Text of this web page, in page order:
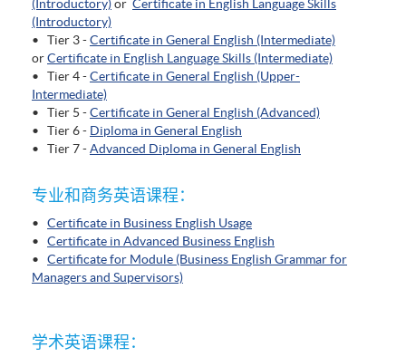
(Introductory)or Certificate in English Language Skills
(Introductory)
• Tier 3 -Certificate in General English (Intermediate)
orCertificate in English Language Skills (Intermediate)
• Tier 4 -Certificate in General English (Upper-
Intermediate)
• Tier 5 -Certificate in General English (Advanced)
• Tier 6 - Diploma in General English
• Tier 7 -Advanced Diploma in General English
专业和商务英语课程：
• Certificate in Business English Usage
• Certificate in Advanced Business English
• Certificate for Module (Business English Grammar for
Managers and Supervisors)
学术英语课程：